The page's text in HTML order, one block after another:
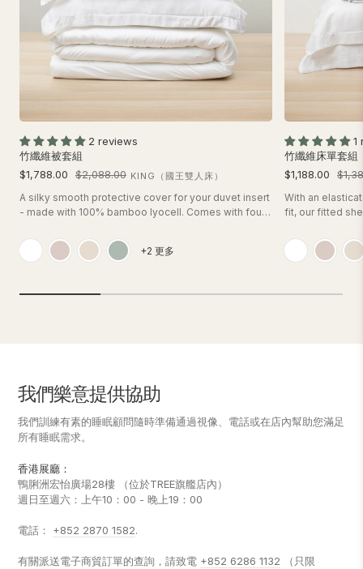
2 reviews
竹纖維被套組
$1,788.00
$2,088.00 KING（國王雙人床）
A silky smooth protective cover for your duvet insert
- made with 100% bamboo lyocell. Comes with four
from sliding around. A set includes 1 duvet cover and
2 pillow cases or 1 pillow case for Single sizes.<br>
+2 更多
1
竹纖維床單套組
$1,188.00
With an
fit, our fitted
lyocell - a set
cases or 1
我們樂意提供協助
我們訓練有素的睡眠顧問隨時準備通過視像、電話或在店內幫助您滿足
所有睡眠需求。
香港展廳：
鴨脷洲宏怡廣場28樓 （位於TREE旗艦店內）
週日至週六：上午10：00 - 晚上19：00
電話： +852 2870 1582.
有關派送電子商貿訂單的查詢，請致電 +852 6286 1132 （只限